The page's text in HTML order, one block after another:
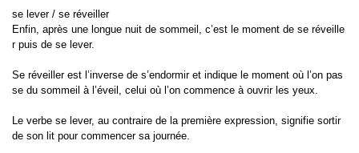
se lever / se réveiller
Enfin, après une longue nuit de sommeil, c’est le moment de se réveille
r puis de se lever.
Se réveiller est l’inverse de s’endormir et indique le moment où l’on pas
se du sommeil à l’éveil, celui où l’on commence à ouvrir les yeux.
Le verbe se lever, au contraire de la première expression, signifie sortir
de son lit pour commencer sa journée.